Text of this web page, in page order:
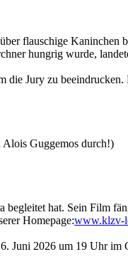
flauschige Kaninchen
hungrig wurde,
Jury zu
Alois Guggemos durch!)
begleitet hat. Sein Film
Homepage:www.klzv-
Juni 2026 um 19 Uhr